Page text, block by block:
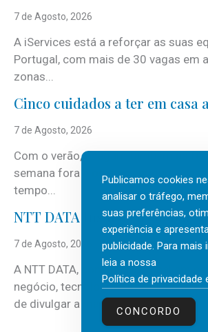
7 de Agosto, 2026
A iServices está a reforçar as suas
Portugal, com mais de 30 vagas em
zonas...
Cinco cuidados a ter em casa
7 de Agosto, 2026
Com o verão, chegam também as
semana fora e os dias em que a casa
tempo...
NTT DATA Insurtech Global
7 de Agosto, 2026
A NTT DATA, consultora global em
negócio, tecnologia e inteligência
de divulgar a mais recente...
Publicamos cookies
analisar o tráfego,
suas preferências,
experiência e
publicidade. Para mais
leia a nossa
Política de privacidade
CONCORDO